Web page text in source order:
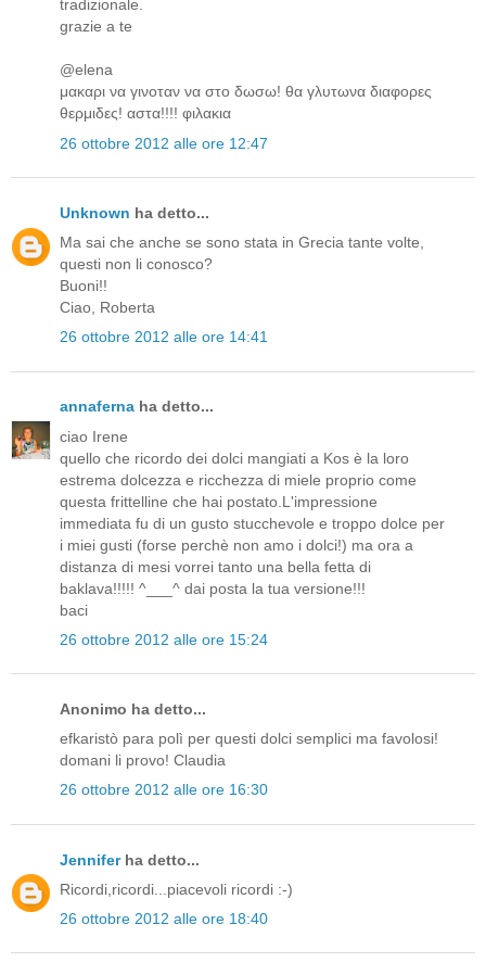
tradizionale.
grazie a te
@elena
μακαρι να γινοταν να στο δωσω! θα γλυτωνα διαφορες
θερμιδες! αστα!!!! φιλακια
26 ottobre 2012 alle ore 12:47
Unknown ha detto...
Ma sai che anche se sono stata in Grecia tante volte,
questi non li conosco?
Buoni!!
Ciao, Roberta
26 ottobre 2012 alle ore 14:41
annaferna ha detto...
ciao Irene
quello che ricordo dei dolci mangiati a Kos è la loro
estrema dolcezza e ricchezza di miele proprio come
questa frittelline che hai postato.L'impressione
immediata fu di un gusto stucchevole e troppo dolce per
i miei gusti (forse perchè non amo i dolci!) ma ora a
distanza di mesi vorrei tanto una bella fetta di
baklava!!!!! ^___^ dai posta la tua versione!!!
baci
26 ottobre 2012 alle ore 15:24
Anonimo ha detto...
efkaristò para polì per questi dolci semplici ma favolosi!
domani li provo! Claudia
26 ottobre 2012 alle ore 16:30
Jenniferha detto...
Ricordi,ricordi...piacevoli ricordi :-)
26 ottobre 2012 alle ore 18:40